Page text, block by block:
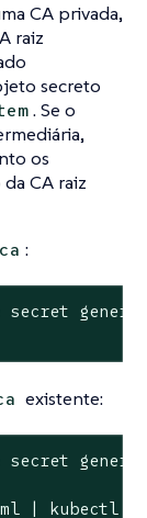
CA privada,
raiz
secreto
. Se o
os
CA raiz
:
secret
existente:
secret
| kubectl